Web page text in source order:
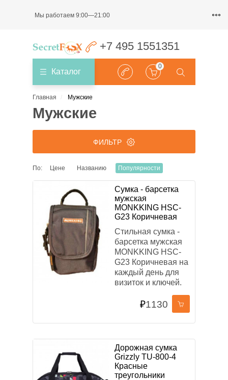
Мы работаем 9:00—21:00
+7 495 1551351
Каталог
0
Главная Мужские
Мужские
ФИЛЬТР
ЦЕНА
ОСНОВНЫЕ ЦВЕТА
Текстиль
Плащевка
Нейлон
По: Цене Названию Популярности
Сумка - барсетка
мужская
MONKKING HSC-
G23 Коричневая
Стильная сумка -
барсетка мужская
MONKKING HSC-
G23 Коричневая на
каждый день для
визиток и ключей.
₽1130
Дорожная сумка
Grizzly TU-800-4
Красные
треугольники